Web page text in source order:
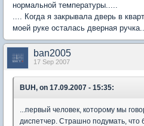
нормальной температуры.....
.... Когда я закрывала дверь в
моей руке осталась дверная
ban2005
17 Sep 2007
BUH, on 17.09.2007 - 15:35:
...первый человек, которому мы
диспетчер. Страшно подумать, что